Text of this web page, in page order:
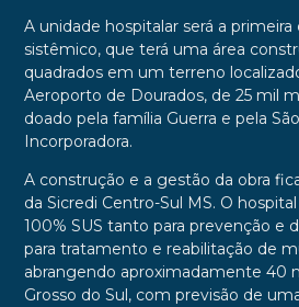
A unidade hospitalar será a primeira
sistêmico, que terá uma área
quadrados em um terreno
Aeroporto de Dourados, de 25 mil
doado pela família Guerra e pela
Incorporadora.
A construção e a gestão da obra
da Sicredi Centro-Sul MS. O
100% SUS tanto para prevenção e
para tratamento e reabilitação de
abrangendo aproximadamente 40
Grosso do Sul, com previsão de